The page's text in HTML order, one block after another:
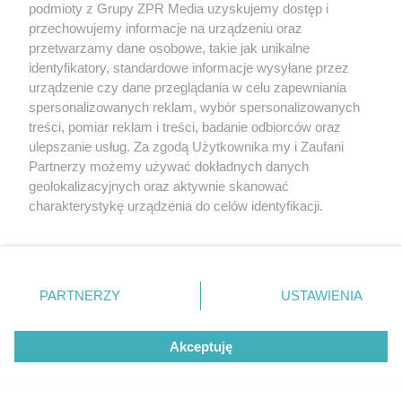
PIŁKA NOŻNA
Remis Korony i Legii w Ekstraklasie.
Kto jako ostatni trafił do siatki
ZOBACZ WIĘCEJ
podmioty z Grupy ZPR Media uzyskujemy dostęp i
przechowujemy informacje na urządzeniu oraz
przetwarzamy dane osobowe, takie jak unikalne
identyfikatory, standardowe informacje wysyłane przez
urządzenie czy dane przeglądania w celu zapewniania
spersonalizowanych reklam, wybór spersonalizowanych
treści, pomiar reklam i treści, badanie odbiorców oraz
ulepszanie usług. Za zgodą Użytkownika my i Zaufani
Partnerzy możemy używać dokładnych danych
geolokalizacyjnych oraz aktywnie skanować
charakterystykę urządzenia do celów identyfikacji.
zmienić/wycofać klikając przycisk ustawień prywatności
znajdujący się w lewym dolnym rogu strony
rodzaje przetwarzania danych nie wymagają zgody
użytkownika, ale masz prawo sprzeciwić się takiemu
przetwarzaniu. Preferencje będą miały zastosowanie tylko
PARTNERZY USTAWIENIA
Akceptuję